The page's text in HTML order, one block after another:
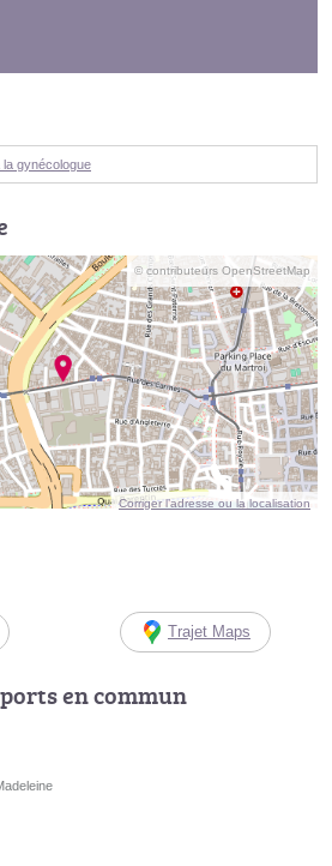
gynécologue
© contributeurs OpenStreetMap
Corriger l’adresse ou la localisation
Trajet Maps
en commun